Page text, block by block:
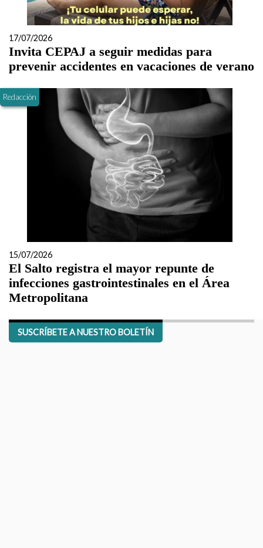
17/07/2026
Invita CEPAJ a seguir medidas para
prevenir accidentes en vacaciones de verano
Redacción
15/07/2026
El Salto registra el mayor repunte de
infecciones gastrointestinales en el Área
Metropolitana
SUSCRÍBETE A NUESTRO BOLETÍN